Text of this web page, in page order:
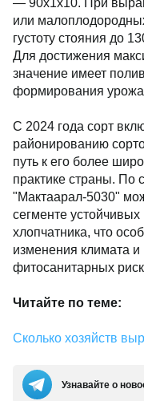
— 90х1х10. При
или
густоту стояния до
Для достижения
значение имеет
формирования
С 2024 года сорт
районированию
путь к его более
практике страны. По
"Мактаарал-5030"
сегменте
хлопчатника, что
изменения климата
фитосанитарных
Читайте по теме:
Сколько хозяйств
Узнавайте о